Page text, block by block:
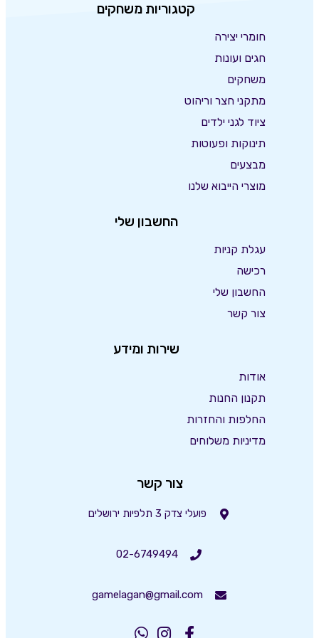
קטגוריות משחקים
חומרי יצירה
חגים ועונות
משחקים
מתקני חצר וריהוט
ציוד לגני ילדים
תינוקות ופעוטות
מבצעים
מוצרי הייבוא שלנו
החשבון שלי
עגלת קניות
רכישה
החשבון שלי
צור קשר
שירות ומידע
אודות
תקנון החנות
החלפות והחזרות
מדיניות משלוחים
צור קשר
פועלי צדק 3 תלפיות ירושלים
02-6749494
gamelagan@gmail.com